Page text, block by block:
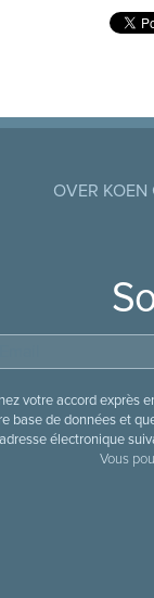
OVER KOEN
votre accord exprès
base de données et
électronique
Vous